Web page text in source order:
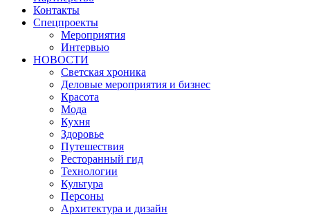
Контакты
Спецпроекты
Мероприятия
Интервью
НОВОСТИ
Светская хроника
Деловые мероприятия и бизнес
Красота
Мода
Кухня
Здоровье
Путешествия
Ресторанный гид
Технологии
Культура
Персоны
Архитектура и дизайн